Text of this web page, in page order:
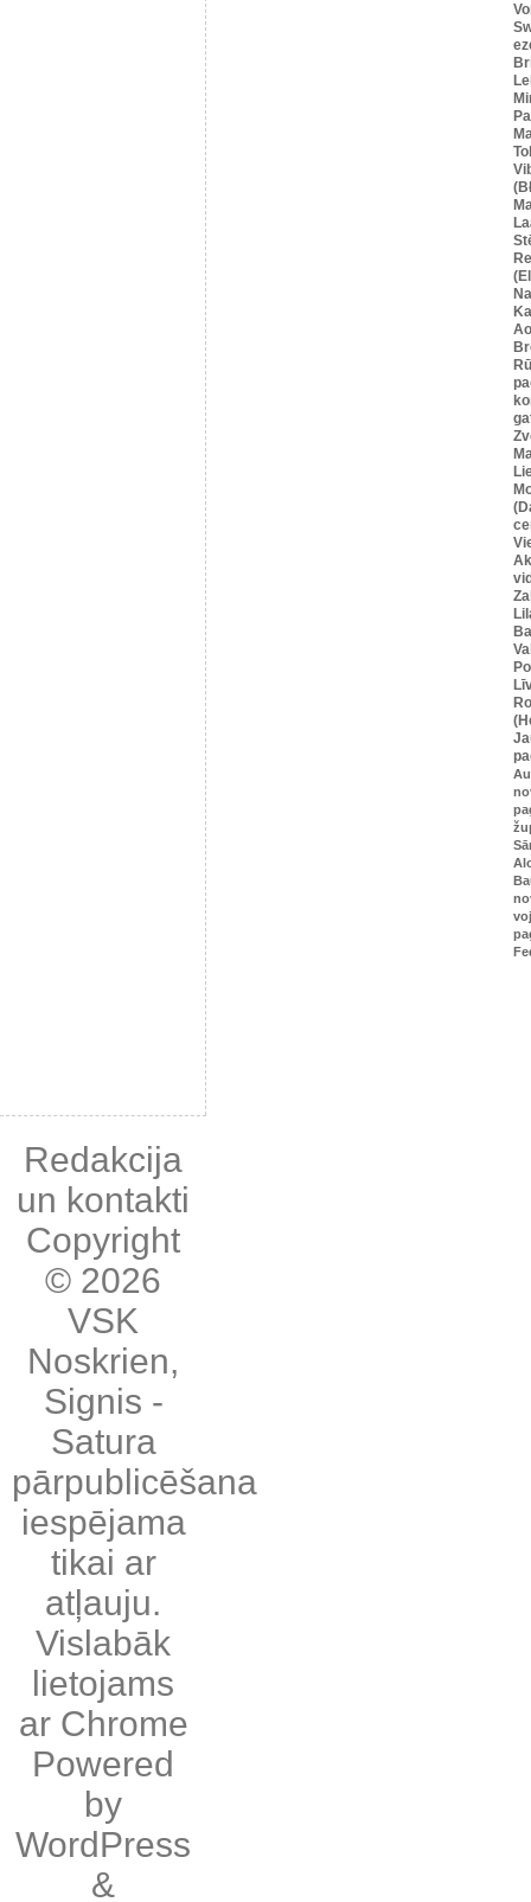
Redakcija
un kontakti
Copyright
© 2026
VSK
Noskrien,
Signis -
Satura
pārpublicēšana
iespējama
tikai ar
atļauju.
Vislabāk
lietojams
ar Chrome
Powered
by
WordPress
&